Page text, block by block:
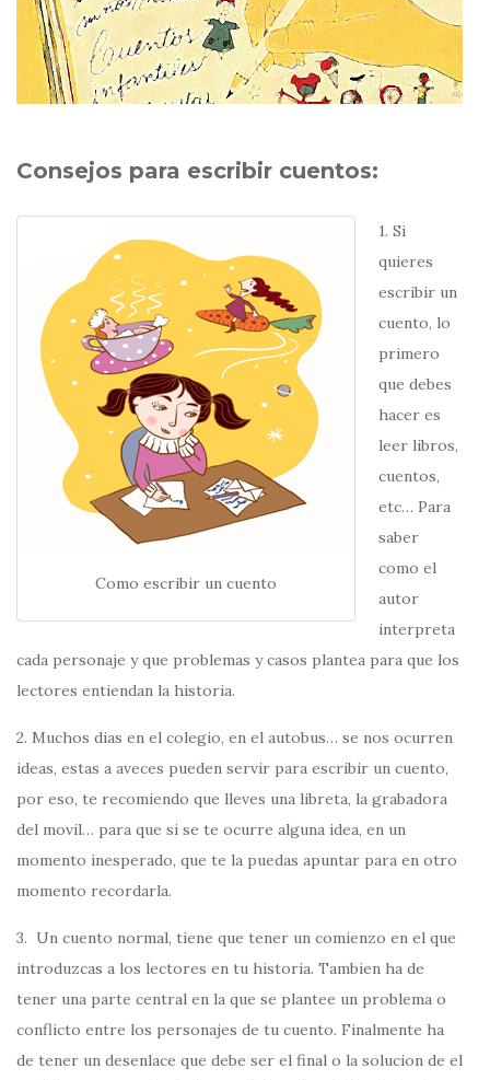
Consejos para escribir cuentos:
Como escribir un cuento
1. Si
quieres
escribir un
cuento, lo
primero
que debes
hacer es
leer libros,
cuentos,
etc… Para
saber
como el
autor
interpreta
cada personaje y que problemas y casos plantea para que los
lectores entiendan la historia.
2. Muchos dias en el colegio, en el autobus… se nos ocurren
ideas, estas a aveces pueden servir para escribir un cuento,
por eso, te recomiendo que lleves una libreta, la grabadora
del movil… para que si se te ocurre alguna idea, en un
momento inesperado, que te la puedas apuntar para en otro
momento recordarla.
3. Un cuento normal, tiene que tener un comienzo en el que
introduzcas a los lectores en tu historia. Tambien ha de
tener una parte central en la que se plantee un problema o
conflicto entre los personajes de tu cuento. Finalmente ha
de tener un desenlace que debe ser el final o la solucion de el